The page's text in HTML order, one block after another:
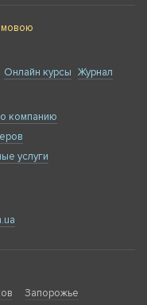
за границу,
среде.
общего развития
его память,
уверенность в
мы хотим вам
рейтингов
Онлайн курсы Журнал
компанию
услуги
Запорожье